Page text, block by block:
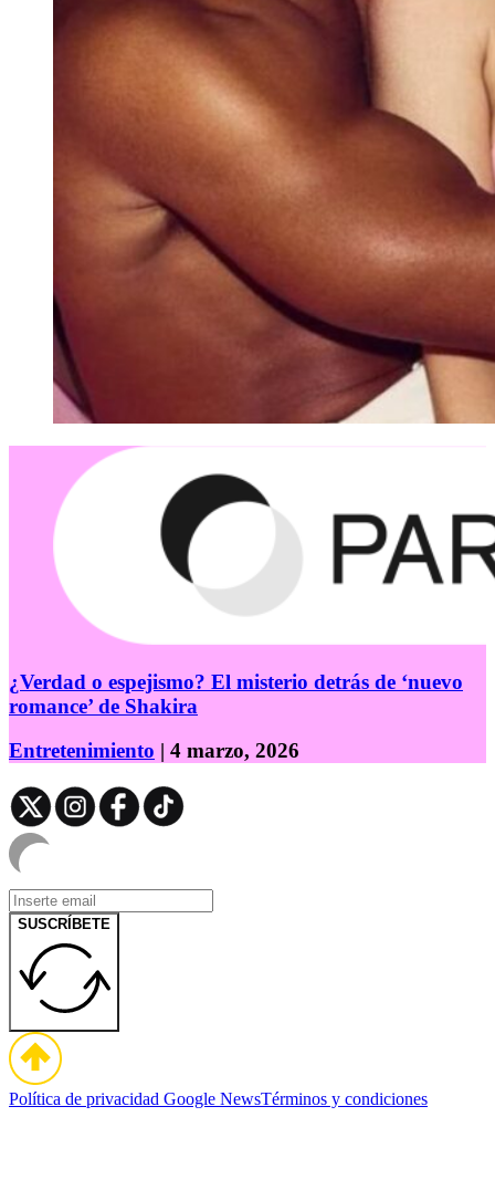
¿Verdad o espejismo? El misterio detrás de ‘nuevo
romance’ de Shakira
Entretenimiento | 4 marzo, 2026
SUSCRÍBETE
Política de privacidad Google NewsTérminos y condiciones